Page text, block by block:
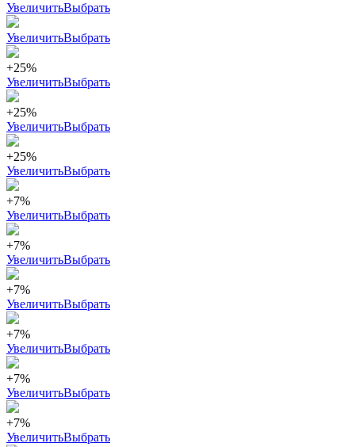
УвеличитьВыбрать
УвеличитьВыбрать
+25%
УвеличитьВыбрать
+25%
УвеличитьВыбрать
+25%
УвеличитьВыбрать
+7%
УвеличитьВыбрать
+7%
УвеличитьВыбрать
+7%
УвеличитьВыбрать
+7%
УвеличитьВыбрать
+7%
УвеличитьВыбрать
+7%
УвеличитьВыбрать